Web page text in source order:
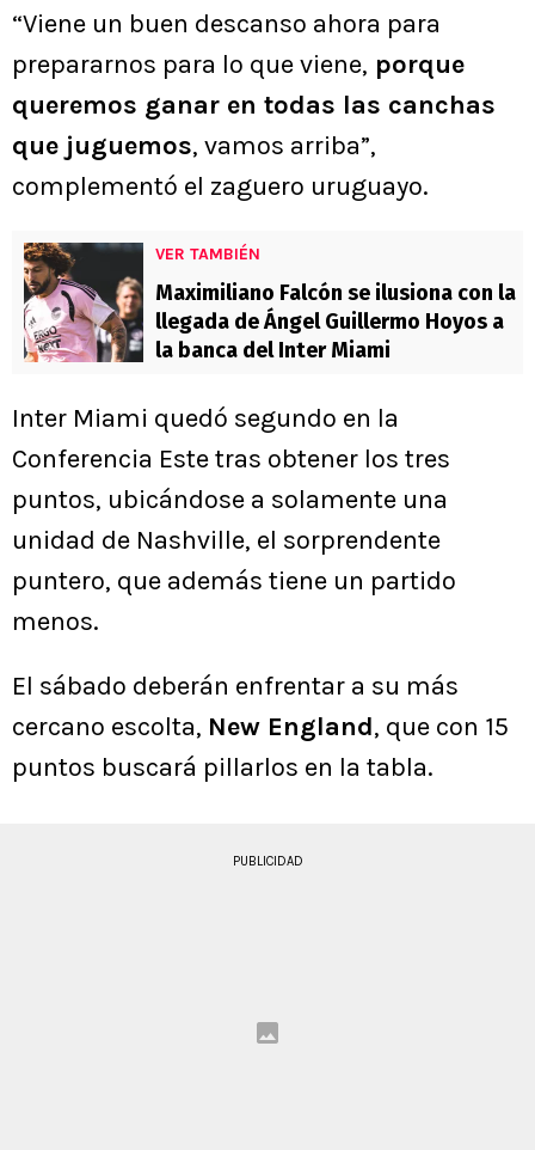
“Viene un buen descanso ahora para
prepararnos para lo que viene, porque
queremos ganar en todas las canchas
que juguemos, vamos arriba”,
complementó el zaguero uruguayo.
VER TAMBIÉN
Maximiliano Falcón se ilusiona con la
llegada de Ángel Guillermo Hoyos a
la banca del Inter Miami
Inter Miami quedó segundo en la
Conferencia Este tras obtener los tres
puntos, ubicándose a solamente una
unidad de Nashville, el sorprendente
puntero, que además tiene un partido
menos.
El sábado deberán enfrentar a su más
cercano escolta, New England, que con 15
puntos buscará pillarlos en la tabla.
PUBLICIDAD